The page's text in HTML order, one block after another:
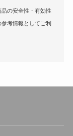
品の安全性・有効性
考情報としてご利